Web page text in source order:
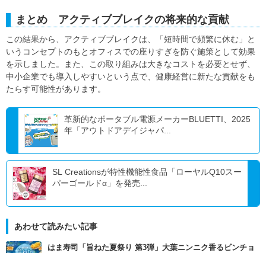
まとめ アクティブブレイクの将来的な貢献
この結果から、アクティブブレイクは、「短時間で頻繁に休む」と
いうコンセプトのもとオフィスでの座りすぎを防ぐ施策として効果
を示しました。また、この取り組みは大きなコストを必要とせず、
中小企業でも導入しやすいという点で、健康経営に新たな貢献をも
たらす可能性があります。
革新的なポータブル電源メーカーBLUETTI、2025
年「アウトドアデイジャパ...
SL Creationsが特性機能性食品「ローヤルQ10スー
パーゴールドα」を発売...
あわせて読みたい記事
はま寿司「旨ねた夏祭り 第3弾」大葉ニンニク香るビンチョ